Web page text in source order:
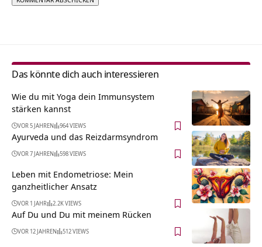
Das könnte dich auch interessieren
Wie du mit Yoga dein Immunsystem
stärken kannst
VOR 5 JAHREN 964 VIEWS
Ayurveda und das Reizdarmsyndrom
VOR 7 JAHREN 598 VIEWS
Leben mit Endometriose: Mein
ganzheitlicher Ansatz
VOR 1 JAHR 2.2K VIEWS
Auf Du und Du mit meinem Rücken
VOR 12 JAHREN 512 VIEWS